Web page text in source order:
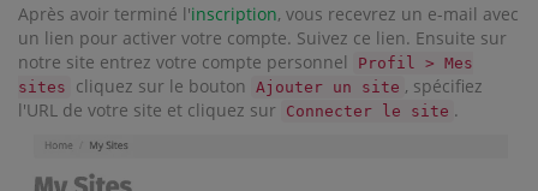
Après avoir terminé l'inscription, vous recevrez un e-mail avec
un lien pour activer votre compte. Suivez ce lien. Ensuite sur
notre site entrez votre compte personnel
Profil > Mes
sites
cliquez sur le bouton Ajouter un site , spécifiez
l'URL de votre site et cliquez sur Connecter le site .